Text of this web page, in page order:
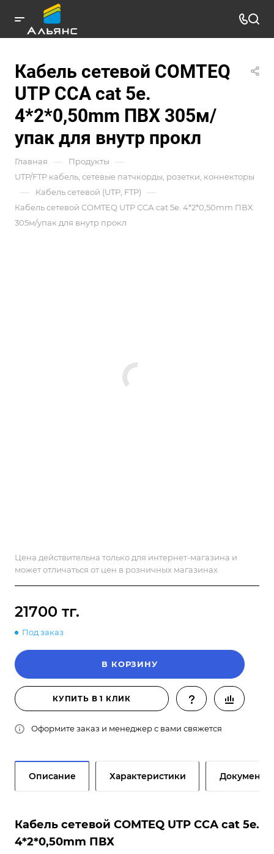
Кабель сетевой COMTEQ
UTP ССА cat 5e.
4*2*0,50mm ПВХ 305м/
упак для внутр прокл
Главная — Продукты —
UTP/FTP кабель, сетевые патчкорды, розетки, коннекторы
— Кабель сетевой (UTP, FTP) —
Кабель сетевой COMTEQ UTP ССА cat 5e. 4*2*0,50mm ПВХ
305м/упак для внутр прокл
Цена действительна только для интернет-магазина и
может отличаться от цен в розничных магазинах
21700 тг.
Под заказ
В КОРЗИНУ
КУПИТЬ В 1 КЛИК
Оформите заказ и менеджер с вами свяжется
Описание Характеристики Документы
Кабель сетевой COMTEQ UTP ССА cat 5e.
4*2*0,50mm ПВХ